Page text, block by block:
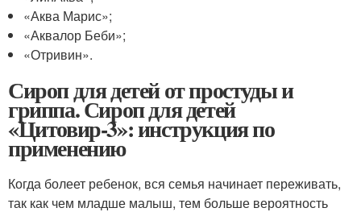
«Аква Марис»;
«Аквалор Беби»;
«Отривин».
Сироп для детей от простуды и
гриппа. Сироп для детей
«Цитовир-3»: инструкция по
применению
Когда болеет ребенок, вся семья начинает переживать,
так как чем младше малыш, тем больше вероятность